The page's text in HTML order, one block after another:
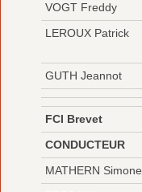
VOGT Freddy
LEROUX Patrick
GUTH Jeannot
FCI Brevet
CONDUCTEUR
MATHERN Simone